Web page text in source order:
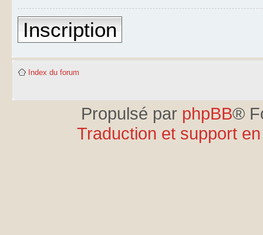
Inscription
Index du forum
Propulsé par phpBB®
Traduction et support